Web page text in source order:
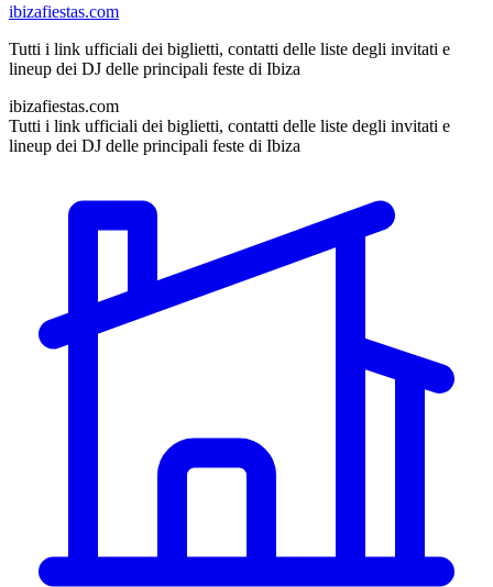
ibizafiestas.com
Tutti i link ufficiali dei biglietti, contatti delle liste degli invitati e
lineup dei DJ delle principali feste di Ibiza
ibizafiestas.com
Tutti i link ufficiali dei biglietti, contatti delle liste degli invitati e
lineup dei DJ delle principali feste di Ibiza